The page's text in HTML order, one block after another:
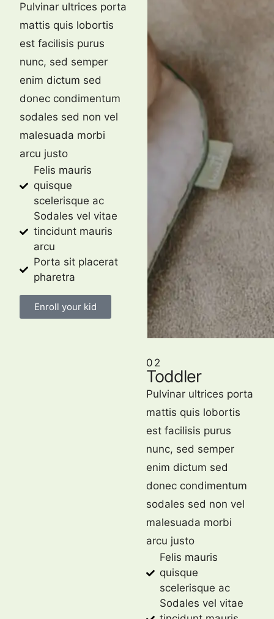
Pulvinar ultrices porta
mattis quis lobortis
est facilisis purus
nunc, sed semper
enim dictum sed
donec condimentum
sodales sed non vel
malesuada morbi
arcu justo
Felis mauris
quisque
scelerisque ac
Sodales vel vitae
tincidunt mauris
arcu
Porta sit placerat
pharetra
Enroll your kid
02
Toddler
Pulvinar ultrices porta
mattis quis lobortis
est facilisis purus
nunc, sed semper
enim dictum sed
donec condimentum
sodales sed non vel
malesuada morbi
arcu justo
Felis mauris
quisque
scelerisque ac
Sodales vel vitae